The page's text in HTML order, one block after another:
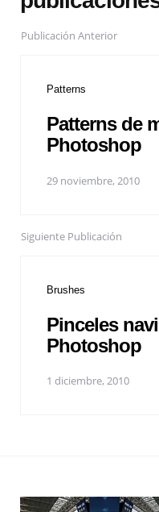
Publicación Anterior
Patterns
Patterns de
Photoshop
29 noviembre, 2010
Siguiente Publicación
Brushes
Pinceles
Photoshop
1 diciembre, 2010